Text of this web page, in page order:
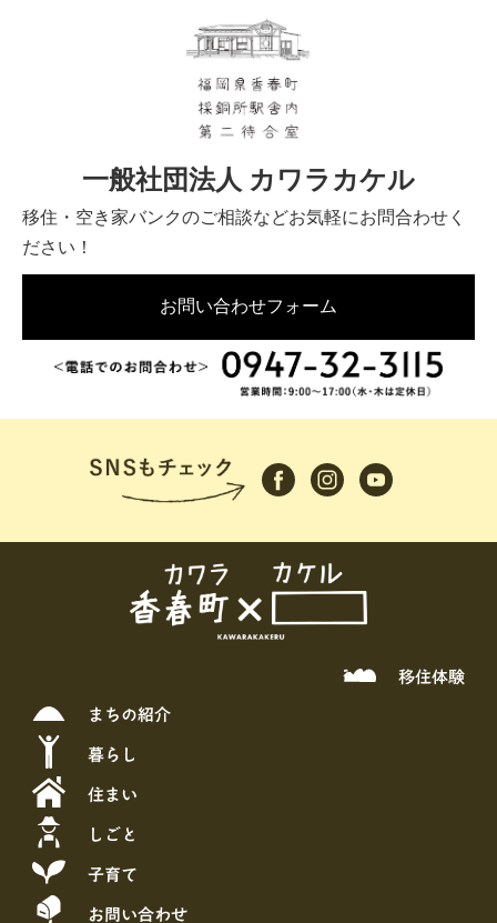
一般社団法人 カワラカケル
移住・空き家バンクのご相談などお気軽にお問合わせく
ださい！
お問い合わせフォーム
移住体験
まちの紹介
暮らし
住まい
しごと
子育て
お問い合わせ